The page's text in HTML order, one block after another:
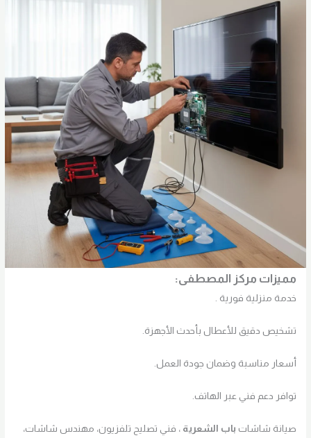
مميزات مركز المصطفى:
خدمة منزلية فورية .
تشخيص دقيق للأعطال بأحدث الأجهزة.
أسعار مناسبة وضمان جودة العمل.
توافر دعم فني عبر الهاتف.
صيانة شاشات باب الشعرية ، فني تصليح تلفزيون، مهندس شاشات،